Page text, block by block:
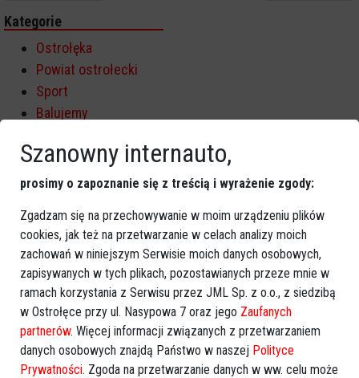
Kategorie
Ostrołęka
Powiat ostrołecki
Sport
Balujemy
Polska
Budujemy
TV Ostrołęka
Kalendarz imprez
sierpień 2026
Pn
Wt Śr Cz Pt So
Nd
27
28 29 30 31 1
2
3
4 5 6 7 8
9
Szanowny internauto,
prosimy o zapoznanie się z treścią i wyrażenie zgody:
Zgadzam się na przechowywanie w moim urządzeniu plików
cookies, jak też na przetwarzanie w celach analizy moich
zachowań w niniejszym Serwisie moich danych osobowych,
zapisywanych w tych plikach, pozostawianych przeze mnie w
ramach korzystania z Serwisu przez JML Sp. z o.o., z siedzibą
w Ostrołęce przy ul. Nasypowa 7 oraz jego Zaufanych
partnerów. Więcej informacji związanych z przetwarzaniem
danych osobowych znajdą Państwo w naszej Polityce
Prywatności. Zgoda na przetwarzanie danych w ww. celu może